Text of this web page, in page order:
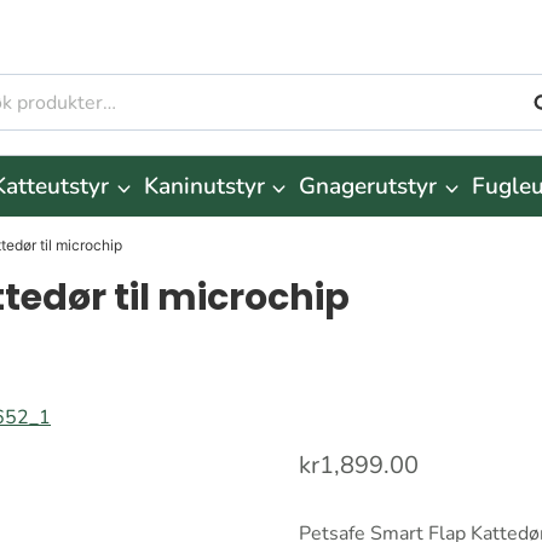
Kaninutstyr Gnagerutstyr
til microchip
til microchip
kr1,899.00
Petsafe Smart Flap